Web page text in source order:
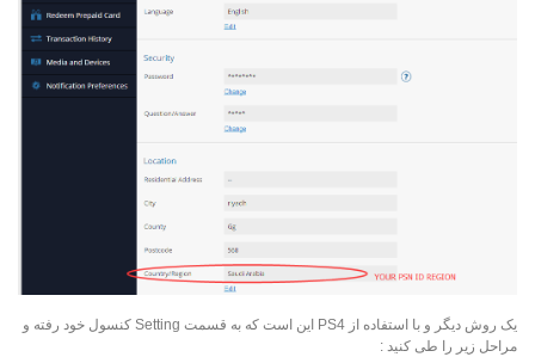
یک روش دیگر و با استفاده از PS4 این است که به قسمت Setting کنسول خود رفته و
مراحل زیر را طی کنید :